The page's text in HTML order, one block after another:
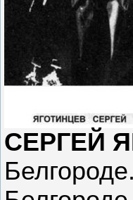
СЕРГЕЙ